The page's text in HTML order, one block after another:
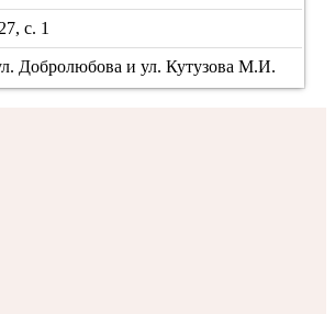
с. 1
Добролюбова и ул. Кутузова М.И.